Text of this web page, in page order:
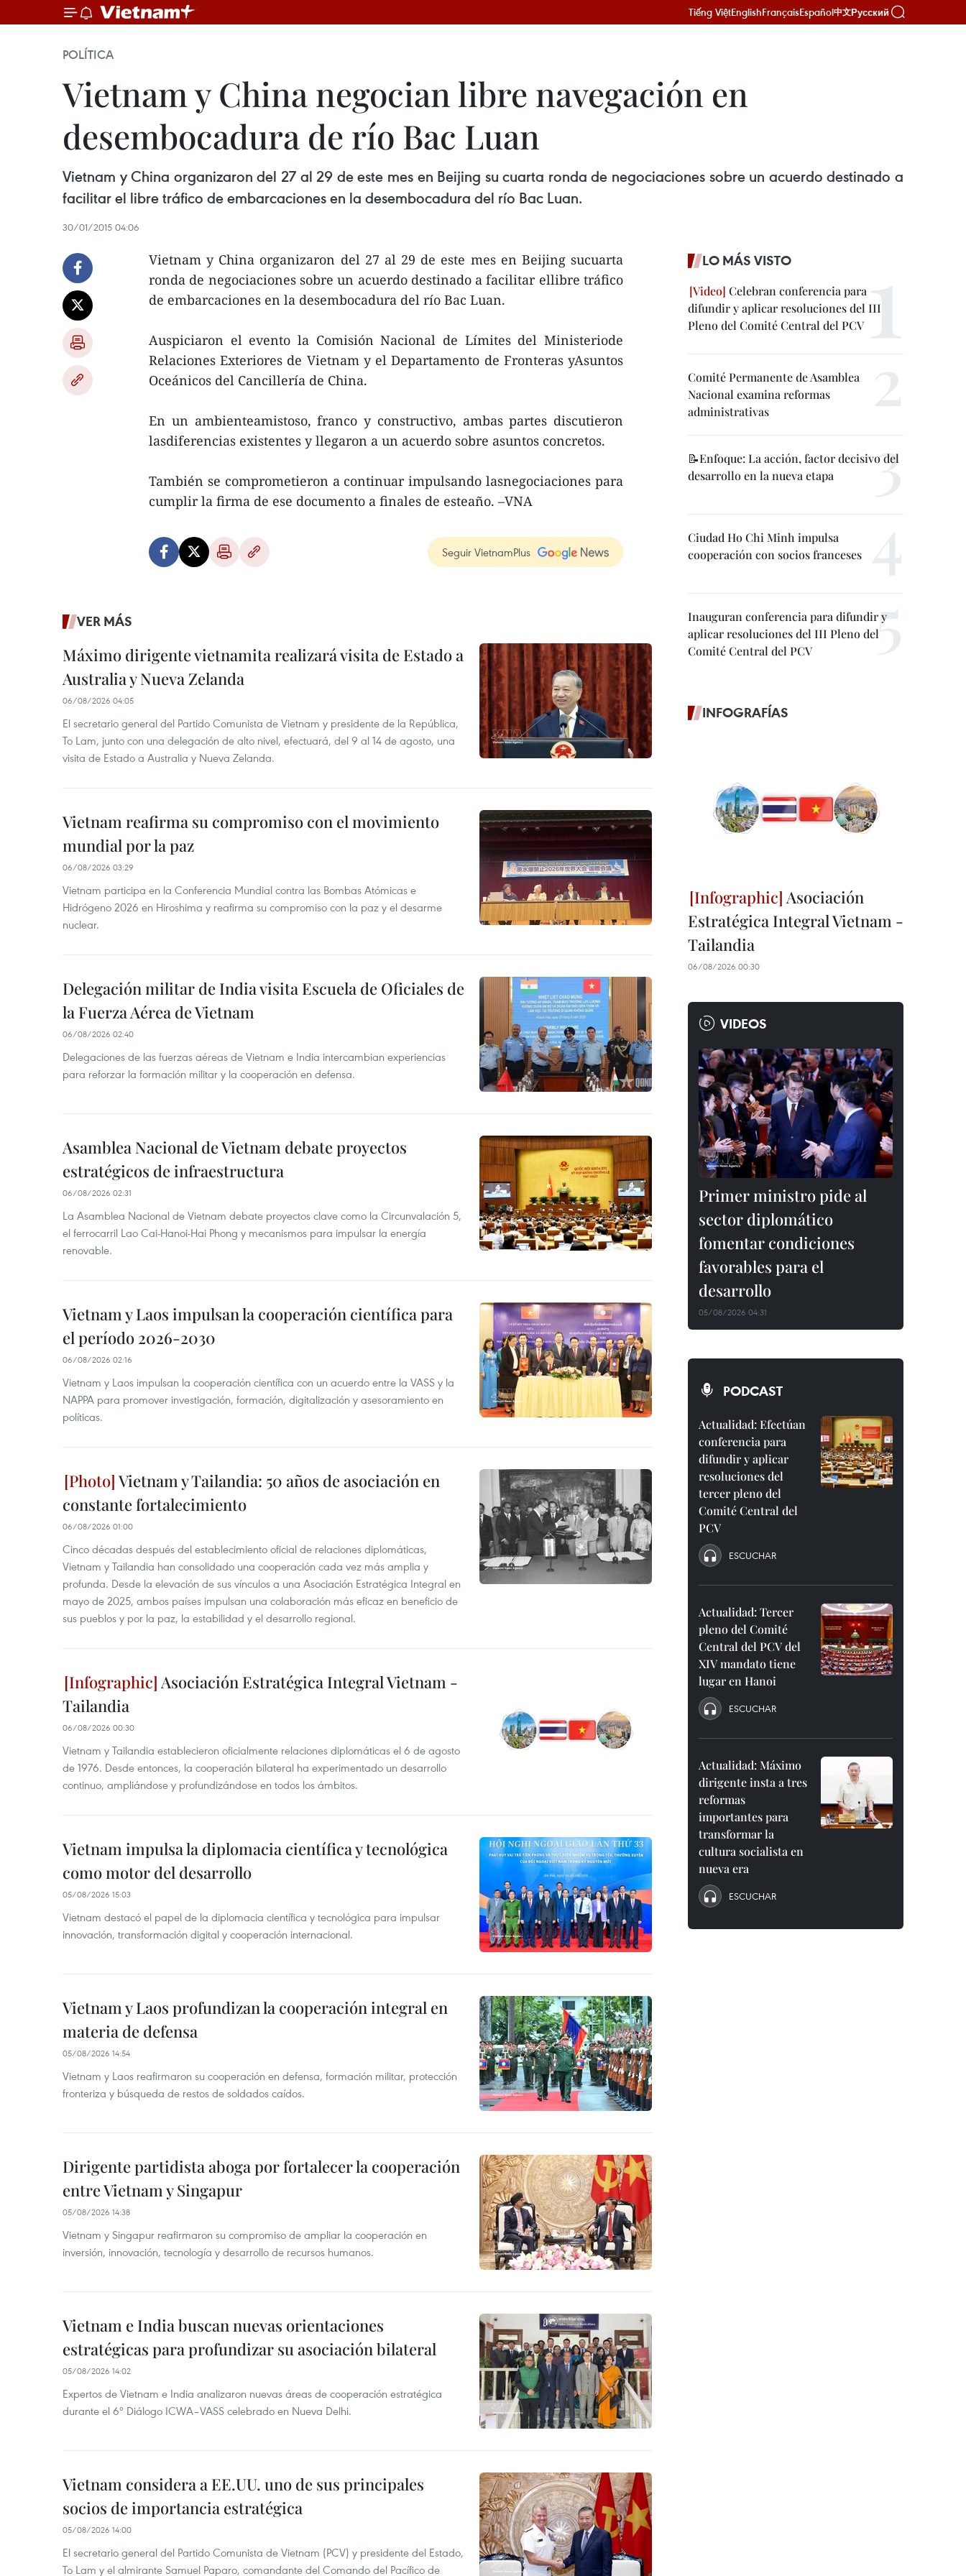
Tiếng ViệtEnglishFrançaisEspañol中文Русский
POLÍTICA
Vietnam y China negocian libre navegación en
desembocadura de río Bac Luan
Vietnam y China organizaron del 27 al 29 de este mes en Beijing su cuarta ronda de negociaciones sobre un acuerdo destinado a
facilitar el libre tráfico de embarcaciones en la desembocadura del río Bac Luan.
30/01/2015 04:06
Vietnam y China organizaron del 27 al 29 de este mes en Beijing sucuarta
ronda de negociaciones sobre un acuerdo destinado a facilitar ellibre tráfico
de embarcaciones en la desembocadura del río Bac Luan.
Auspiciaron el evento la Comisión Nacional de Límites del Ministeriode
Relaciones Exteriores de Vietnam y el Departamento de Fronteras yAsuntos
Oceánicos del Cancillería de China.
En un ambienteamistoso, franco y constructivo, ambas partes discutieron
lasdiferencias existentes y llegaron a un acuerdo sobre asuntos concretos.
También se comprometieron a continuar impulsando lasnegociaciones para
cumplir la firma de ese documento a finales de esteaño. –VNA
Seguir VietnamPlus
VER MÁS
Máximo dirigente vietnamita realizará visita de Estado a
Australia y Nueva Zelanda
06/08/2026 04:05
El secretario general del Partido Comunista de Vietnam y presidente de la República,
To Lam, junto con una delegación de alto nivel, efectuará, del 9 al 14 de agosto, una
visita de Estado a Australia y Nueva Zelanda.
Vietnam reafirma su compromiso con el movimiento
mundial por la paz
06/08/2026 03:29
Vietnam participa en la Conferencia Mundial contra las Bombas Atómicas e
Hidrógeno 2026 en Hiroshima y reafirma su compromiso con la paz y el desarme
nuclear.
Delegación militar de India visita Escuela de Oficiales de
la Fuerza Aérea de Vietnam
06/08/2026 02:40
Delegaciones de las fuerzas aéreas de Vietnam e India intercambian experiencias
para reforzar la formación militar y la cooperación en defensa.
Asamblea Nacional de Vietnam debate proyectos
estratégicos de infraestructura
06/08/2026 02:31
La Asamblea Nacional de Vietnam debate proyectos clave como la Circunvalación 5,
el ferrocarril Lao Cai-Hanoi-Hai Phong y mecanismos para impulsar la energía
renovable.
Vietnam y Laos impulsan la cooperación científica para
el período 2026-2030
06/08/2026 02:16
Vietnam y Laos impulsan la cooperación científica con un acuerdo entre la VASS y la
NAPPA para promover investigación, formación, digitalización y asesoramiento en
políticas.
Vietnam y Tailandia: 50 años de asociación en
constante fortalecimiento
06/08/2026 01:00
Cinco décadas después del establecimiento oficial de relaciones diplomáticas,
Vietnam y Tailandia han consolidado una cooperación cada vez más amplia y
profunda. Desde la elevación de sus vínculos a una Asociación Estratégica Integral en
mayo de 2025, ambos países impulsan una colaboración más eficaz en beneficio de
sus pueblos y por la paz, la estabilidad y el desarrollo regional.
Asociación Estratégica Integral Vietnam -
Tailandia
06/08/2026 00:30
Vietnam y Tailandia establecieron oficialmente relaciones diplomáticas el 6 de agosto
de 1976. Desde entonces, la cooperación bilateral ha experimentado un desarrollo
continuo, ampliándose y profundizándose en todos los ámbitos.
Vietnam impulsa la diplomacia científica y tecnológica
como motor del desarrollo
05/08/2026 15:03
Vietnam destacó el papel de la diplomacia científica y tecnológica para impulsar
innovación, transformación digital y cooperación internacional.
Vietnam y Laos profundizan la cooperación integral en
materia de defensa
05/08/2026 14:54
Vietnam y Laos reafirmaron su cooperación en defensa, formación militar, protección
fronteriza y búsqueda de restos de soldados caídos.
Dirigente partidista aboga por fortalecer la cooperación
entre Vietnam y Singapur
05/08/2026 14:38
Vietnam y Singapur reafirmaron su compromiso de ampliar la cooperación en
inversión, innovación, tecnología y desarrollo de recursos humanos.
Vietnam e India buscan nuevas orientaciones
estratégicas para profundizar su asociación bilateral
05/08/2026 14:02
Expertos de Vietnam e India analizaron nuevas áreas de cooperación estratégica
durante el 6º Diálogo ICWA–VASS celebrado en Nueva Delhi.
Vietnam considera a EE.UU. uno de sus principales
socios de importancia estratégica
05/08/2026 14:00
El secretario general del Partido Comunista de Vietnam (PCV) y presidente del Estado,
To Lam y el almirante Samuel Paparo, comandante del Comando del Pacífico de
LO MÁS VISTO
Celebran conferencia para
difundir y aplicar resoluciones del III
Pleno del Comité Central del PCV
Comité Permanente de Asamblea
Nacional examina reformas
administrativas
📝Enfoque: La acción, factor decisivo del
desarrollo en la nueva etapa
Ciudad Ho Chi Minh impulsa
cooperación con socios franceses
Inauguran conferencia para difundir y
aplicar resoluciones del III Pleno del
Comité Central del PCV
INFOGRAFÍAS
Asociación
Estratégica Integral Vietnam -
Tailandia
06/08/2026 00:30
VIDEOS
Primer ministro pide al
sector diplomático
fomentar condiciones
favorables para el
desarrollo
05/08/2026 04:31
PODCAST
Actualidad: Efectúan
conferencia para
difundir y aplicar
resoluciones del
tercer pleno del
Comité Central del
PCV
ESCUCHAR
Actualidad: Tercer
pleno del Comité
Central del PCV del
XIV mandato tiene
lugar en Hanoi
ESCUCHAR
Actualidad: Máximo
dirigente insta a tres
reformas
importantes para
transformar la
cultura socialista en
nueva era
ESCUCHAR